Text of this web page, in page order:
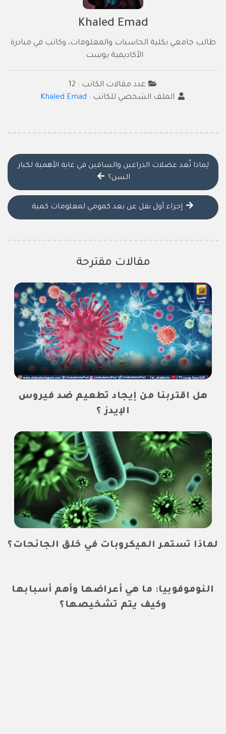
Khaled Emad
طالب جامعي بكلية الحاسبات والمعلومات، وكاتب في مبادرة
الأكاديمية بوست.
عدد مقالات الكاتب : 12
الملف الشخصي للكاتب : Khaled Emad
لِماذا تُعد عضلات الذراعين والساقين في غاية الأهمية لكبار
السن؟
إجراء أول نقل عن بعد كمومي لمعلومات كمية
مقالات مقترحة
هل اقتربنا من إيجاد تطعيم ضد فيروس
الإيدز ؟
لماذا تستمر الميكروبات في خلق الجائحات؟
النوموفوبيا: ما هي أعراضها وأهم أسبابها
وكيف يتم تشخيصها؟